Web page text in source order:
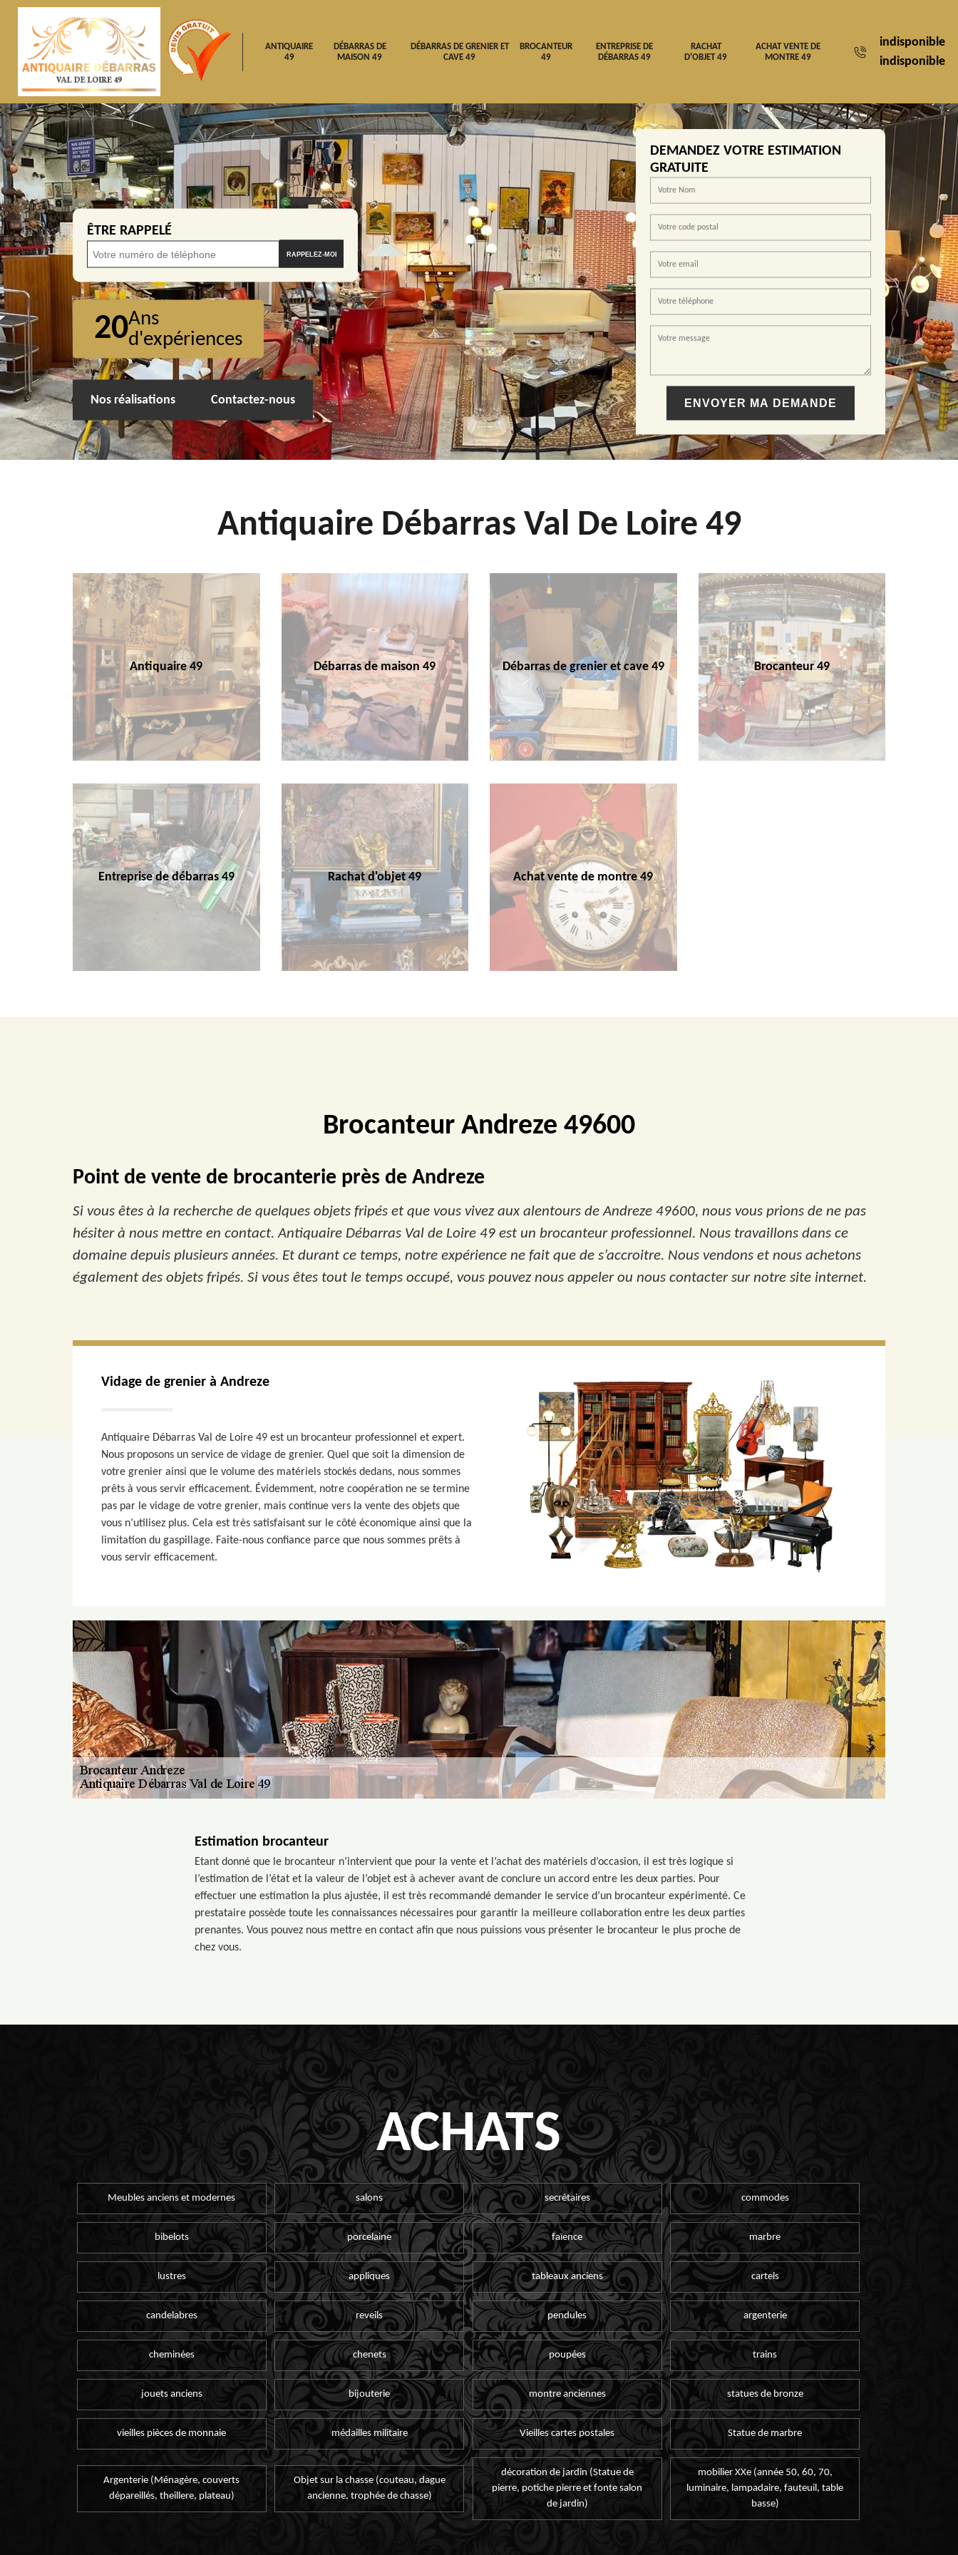
ANTIQUAIRE
49
DÉBARRAS DE
MAISON 49
DÉBARRAS DE GRENIER ET
CAVE 49
BROCANTEUR
49
ENTREPRISE DE
DÉBARRAS 49
RACHAT
D'OBJET 49
ACHAT VENTE DE
MONTRE 49
indisponible
indisponible
ÊTRE RAPPELÉ
20Ans
d'expériences
Nos réalisations Contactez-nous
DEMANDEZ VOTRE ESTIMATION
GRATUITE
Antiquaire Débarras Val De Loire 49
Antiquaire 49 Débarras de maison 49 Débarras de grenier et cave 49 Brocanteur 49
Entreprise de débarras 49 Rachat d'objet 49 Achat vente de montre 49
Brocanteur Andreze 49600
Point de vente de brocanterie près de Andreze
Si vous êtes à la recherche de quelques objets fripés et que vous vivez aux alentours de Andreze 49600, nous vous prions de ne pas
hésiter à nous mettre en contact. Antiquaire Débarras Val de Loire 49 est un brocanteur professionnel. Nous travaillons dans ce
domaine depuis plusieurs années. Et durant ce temps, notre expérience ne fait que de s’accroitre. Nous vendons et nous achetons
également des objets fripés. Si vous êtes tout le temps occupé, vous pouvez nous appeler ou nous contacter sur notre site internet.
Vidage de grenier à Andreze
Antiquaire Débarras Val de Loire 49 est un brocanteur professionnel et expert.
Nous proposons un service de vidage de grenier. Quel que soit la dimension de
votre grenier ainsi que le volume des matériels stockés dedans, nous sommes
prêts à vous servir efficacement. Évidemment, notre coopération ne se termine
pas par le vidage de votre grenier, mais continue vers la vente des objets que
vous n’utilisez plus. Cela est très satisfaisant sur le côté économique ainsi que la
limitation du gaspillage. Faite-nous confiance parce que nous sommes prêts à
vous servir efficacement.
Estimation brocanteur
Etant donné que le brocanteur n’intervient que pour la vente et l’achat des matériels d’occasion, il est très logique si
l’estimation de l’état et la valeur de l’objet est à achever avant de conclure un accord entre les deux parties. Pour
effectuer une estimation la plus ajustée, il est très recommandé demander le service d’un brocanteur expérimenté. Ce
prestataire possède toute les connaissances nécessaires pour garantir la meilleure collaboration entre les deux parties
prenantes. Vous pouvez nous mettre en contact afin que nous puissions vous présenter le brocanteur le plus proche de
chez vous.
ACHATS
Meubles anciens et modernes salons secrétaires commodes
bibelots porcelaine faïence marbre
lustres appliques tableaux anciens cartels
candelabres reveils pendules argenterie
cheminées chenets poupées trains
jouets anciens bijouterie montre anciennes statues de bronze
vieilles pièces de monnaie médailles militaire Vieilles cartes postales Statue de marbre
Argenterie (Ménagère, couverts
dépareillés, theillere, plateau)
Objet sur la chasse (couteau, dague
ancienne, trophée de chasse)
décoration de jardin (Statue de
pierre, potiche pierre et fonte salon
de jardin)
mobilier XXe (année 50, 60, 70,
luminaire, lampadaire, fauteuil, table
basse)